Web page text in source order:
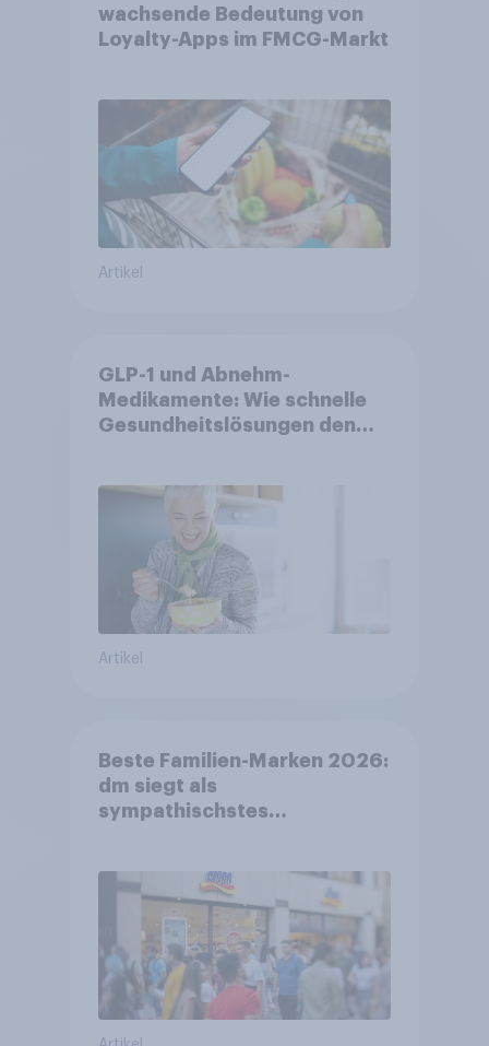
wachsende Bedeutung von
Loyalty-Apps im FMCG-Markt
Artikel
GLP-1 und Abnehm-
Medikamente: Wie schnelle
Gesundheitslösungen den
Artikel
Beste Familien-Marken 2026:
dm siegt als
sympathischstes